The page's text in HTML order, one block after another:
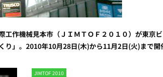
作機械見本市（ＪＩＭＴＯＦ２０１０）が東
」。2010年10月28日(木)から11月2日(火)まで開
JIMTOF 2010